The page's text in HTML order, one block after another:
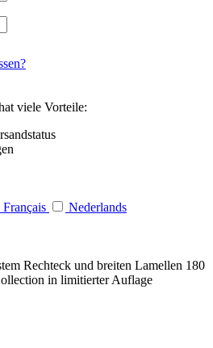
viele Vorteile:
Français
Nederlands
Rechteck und breiten Lamellen 180
in limitierter Auflage